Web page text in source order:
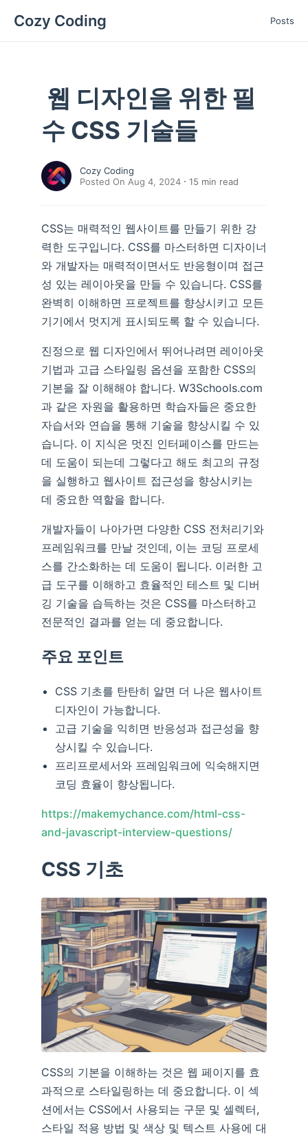
Cozy Coding Posts
웹 디자인을 위한 필
수 CSS 기술들
Cozy Coding
Posted On Aug 4, 2024
15 min read
CSS는 매력적인 웹사이트를 만들기 위한 강
력한 도구입니다. CSS를 마스터하면 디자이너
와 개발자는 매력적이면서도 반응형이며 접근
성 있는 레이아웃을 만들 수 있습니다. CSS를
완벽히 이해하면 프로젝트를 향상시키고 모든
기기에서 멋지게 표시되도록 할 수 있습니다.
진정으로 웹 디자인에서 뛰어나려면 레이아웃
기법과 고급 스타일링 옵션을 포함한 CSS의
기본을 잘 이해해야 합니다. W3Schools.com
과 같은 자원을 활용하면 학습자들은 중요한
자습서와 연습을 통해 기술을 향상시킬 수 있
습니다. 이 지식은 멋진 인터페이스를 만드는
데 도움이 되는데 그렇다고 해도 최고의 규정
을 실행하고 웹사이트 접근성을 향상시키는
데 중요한 역할을 합니다.
개발자들이 나아가면 다양한 CSS 전처리기와
프레임워크를 만날 것인데, 이는 코딩 프로세
스를 간소화하는 데 도움이 됩니다. 이러한 고
급 도구를 이해하고 효율적인 테스트 및 디버
깅 기술을 습득하는 것은 CSS를 마스터하고
전문적인 결과를 얻는 데 중요합니다.
주요 포인트
CSS 기초를 탄탄히 알면 더 나은 웹사이트
디자인이 가능합니다.
고급 기술을 익히면 반응성과 접근성을 향
상시킬 수 있습니다.
프리프로세서와 프레임워크에 익숙해지면
코딩 효율이 향상됩니다.
https://makemychance.com/html-css-
and-javascript-interview-questions/
CSS 기초
CSS의 기본을 이해하는 것은 웹 페이지를 효
과적으로 스타일링하는 데 중요합니다. 이 섹
션에서는 CSS에서 사용되는 구문 및 셀렉터,
스타일 적용 방법 및 색상 및 텍스트 사용에 대